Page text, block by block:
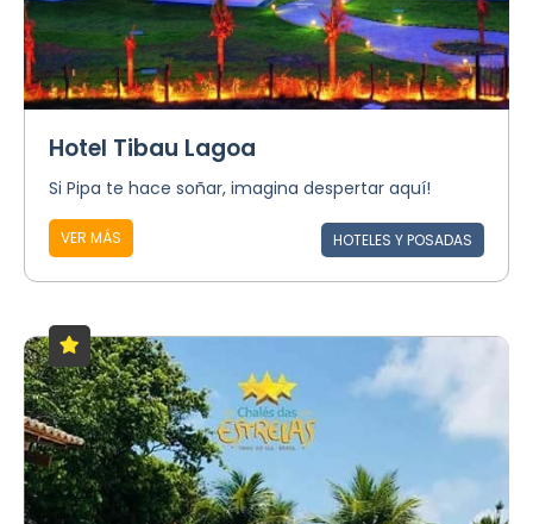
Hotel Tibau Lagoa
Si Pipa te hace soñar, imagina despertar aquí!
VER MÁS HOTELES Y POSADAS